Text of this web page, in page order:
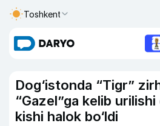
Toshkent
Dog‘istonda “Tigr”
“Gazel”ga kelib
kishi halok bo‘ldi